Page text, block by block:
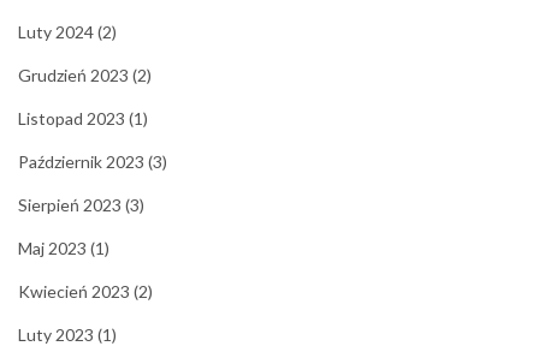
Luty 2024(2)
Grudzień 2023 (2)
Listopad 2023 (1)
Październik 2023 (3)
Sierpień 2023 (3)
Maj 2023 (1)
Kwiecień 2023 (2)
Luty 2023 (1)